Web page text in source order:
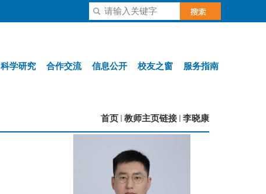
科学研究 合作交流 信息公开 校友之窗 服务指南
首页 教师主页链接 李晓康